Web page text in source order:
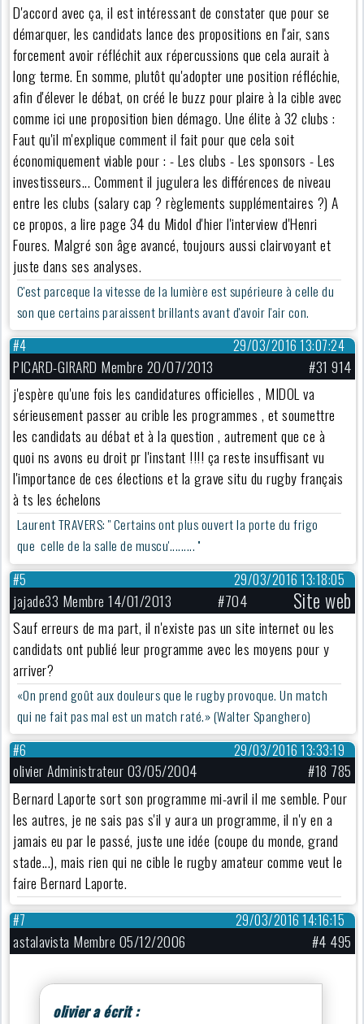
D'accord avec ça, il est intéressant de constater que pour se
démarquer, les candidats lance des propositions en l'air, sans
forcement avoir réfléchit aux répercussions que cela aurait à
long terme. En somme, plutôt qu'adopter une position réfléchie,
afin d'élever le débat, on créé le buzz pour plaire à la cible avec
comme ici une proposition bien démago. Une élite à 32 clubs :
Faut qu'il m'explique comment il fait pour que cela soit
économiquement viable pour : - Les clubs - Les sponsors - Les
investisseurs... Comment il jugulera les différences de niveau
entre les clubs (salary cap ? règlements supplémentaires ?) A
ce propos, a lire page 34 du Midol d'hier l'interview d'Henri
Foures. Malgré son âge avancé, toujours aussi clairvoyant et
juste dans ses analyses.
C'est parceque la vitesse de la lumière est supérieure à celle du
son que certains paraissent brillants avant d'avoir l'air con.
29/03/2016 13:07:24
#4
PICARD-GIRARD Membre 20/07/2013
#31 914
j'espère qu'une fois les candidatures officielles , MIDOL va
sérieusement passer au crible les programmes , et soumettre
les candidats au débat et à la question , autrement que ce à
quoi ns avons eu droit pr l'instant !!!! ça reste insuffisant vu
l'importance de ces élections et la grave situ du rugby français
à ts les échelons
Laurent TRAVERS: '' Certains ont plus ouvert la porte du frigo
que celle de la salle de muscu'......... ''
29/03/2016 13:18:05
#5
jajade33 Membre 14/01/2013 #704 Site web
Sauf erreurs de ma part, il n'existe pas un site internet ou les
candidats ont publié leur programme avec les moyens pour y
arriver?
«On prend goût aux douleurs que le rugby provoque. Un match
qui ne fait pas mal est un match raté.» (Walter Spanghero)
29/03/2016 13:33:19
#6
olivier Administrateur 03/05/2004
#18 785
Bernard Laporte sort son programme mi-avril il me semble. Pour
les autres, je ne sais pas s'il y aura un programme, il n'y en a
jamais eu par le passé, juste une idée (coupe du monde, grand
stade...), mais rien qui ne cible le rugby amateur comme veut le
faire Bernard Laporte.
29/03/2016 14:16:15
#7
astalavista Membre 05/12/2006 #4 495
olivier a écrit :